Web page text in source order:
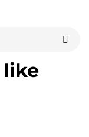
like